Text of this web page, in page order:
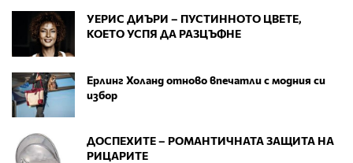
УЕРИС ДИЪРИ – ПУСТИННОТО ЦВЕТЕ,
КОЕТО УСПЯ ДА РАЗЦЪФНЕ
Ерлинг Холанд отново впечатли с модния си
избор
ДОСПЕХИТЕ – РОМАНТИЧНАТА ЗАЩИТА НА
РИЦАРИТЕ